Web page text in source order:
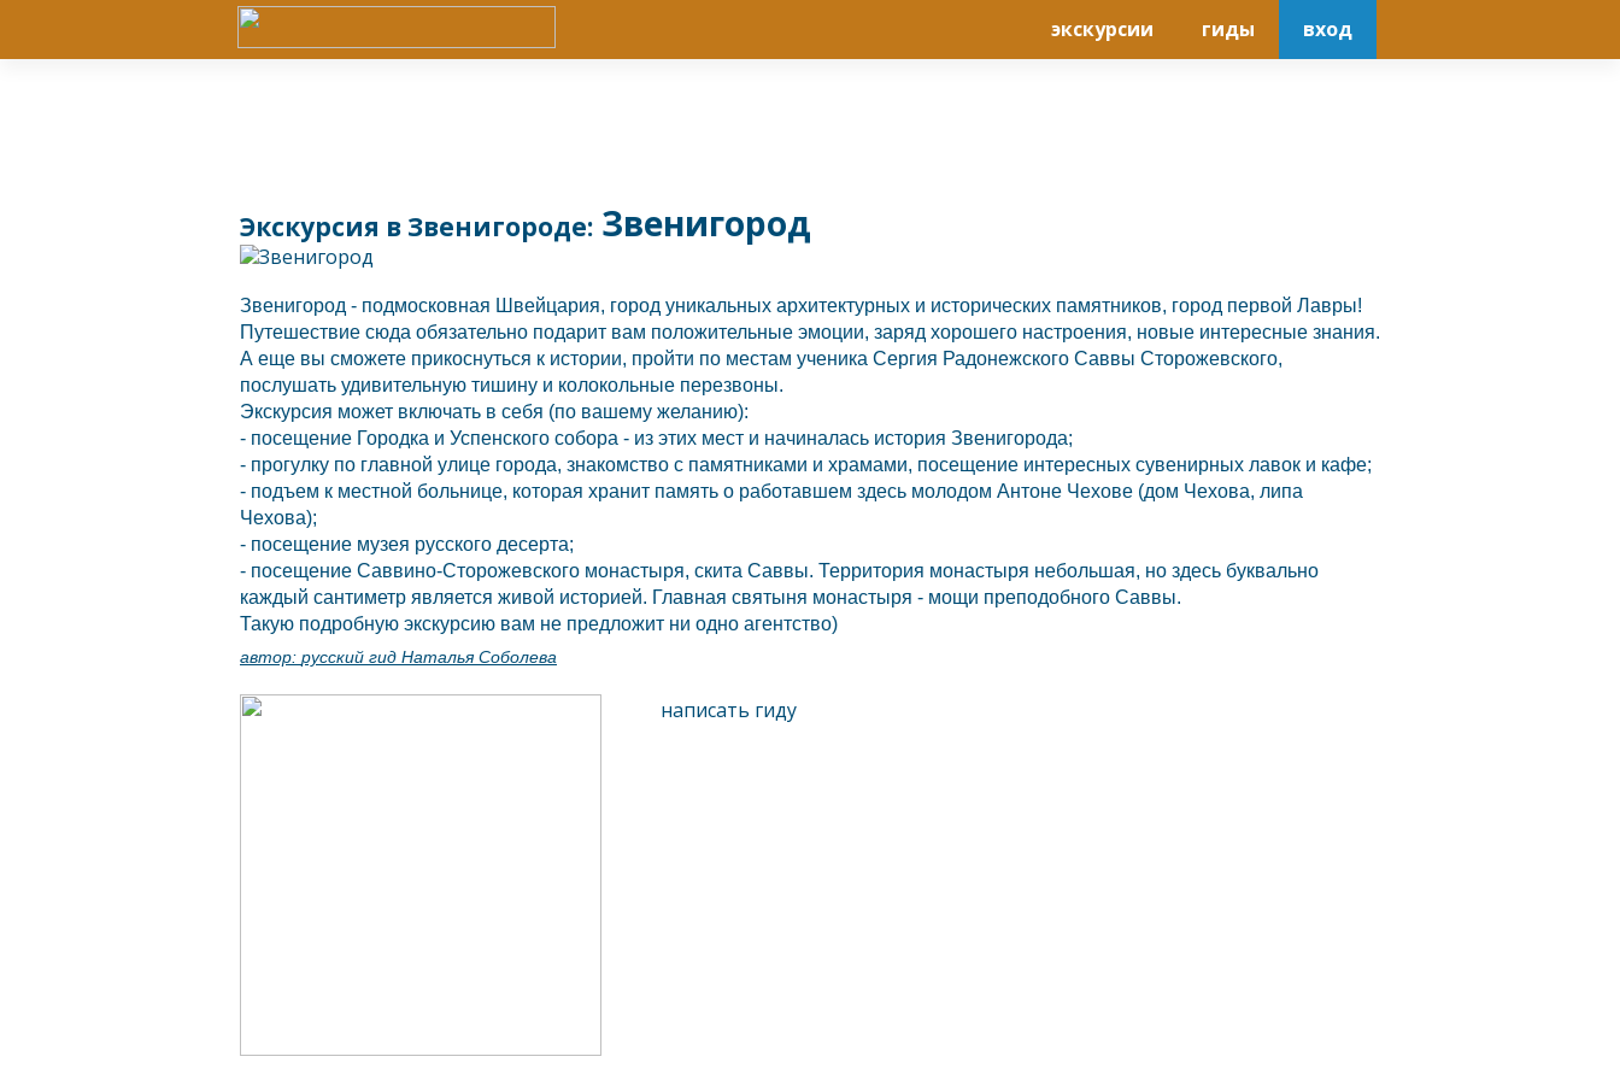
экскурсии гиды вход
Экскурсия в Звенигороде: Звенигород
Звенигород - подмосковная Швейцария, город уникальных архитектурных и исторических памятников, город первой Лавры!
Путешествие сюда обязательно подарит вам положительные эмоции, заряд хорошего настроения, новые интересные знания.
А еще вы сможете прикоснуться к истории, пройти по местам ученика Сергия Радонежского Саввы Сторожевского,
послушать удивительную тишину и колокольные перезвоны.
Экскурсия может включать в себя (по вашему желанию):
- посещение Городка и Успенского собора - из этих мест и начиналась история Звенигорода;
- прогулку по главной улице города, знакомство с памятниками и храмами, посещение интересных сувенирных лавок и кафе;
- подъем к местной больнице, которая хранит память о работавшем здесь молодом Антоне Чехове (дом Чехова, липа
Чехова);
- посещение музея русского десерта;
- посещение Саввино-Сторожевского монастыря, скита Саввы. Территория монастыря небольшая, но здесь буквально
каждый сантиметр является живой историей. Главная святыня монастыря - мощи преподобного Саввы.
Такую подробную экскурсию вам не предложит ни одно агентство)
автор: русский гид Наталья Соболева
написать гиду